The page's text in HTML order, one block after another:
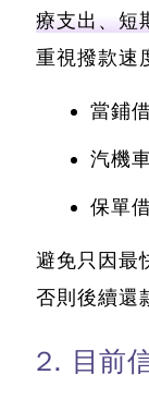
療支出、短
重視撥款速
當鋪
汽機
保單
避免只因最
否則後續還
2. 目前